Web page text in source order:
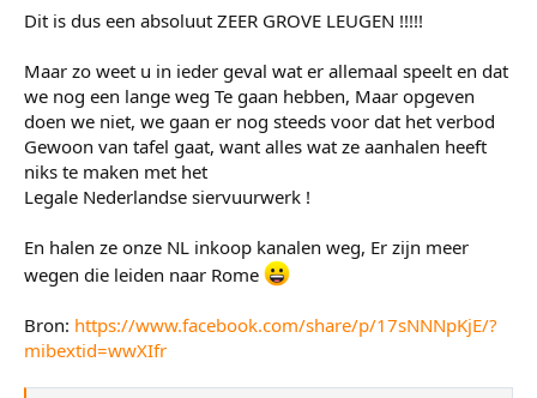
Dit is dus een absoluut ZEER GROVE LEUGEN !!!!!
Maar zo weet u in ieder geval wat er allemaal speelt en dat
we nog een lange weg Te gaan hebben, Maar opgeven
doen we niet, we gaan er nog steeds voor dat het verbod
Gewoon van tafel gaat, want alles wat ze aanhalen heeft
niks te maken met het
Legale Nederlandse siervuurwerk !
En halen ze onze NL inkoop kanalen weg, Er zijn meer
wegen die leiden naar Rome
Bron: https://www.facebook.com/share/p/17sNNNpKjE/?
mibextid=wwXIfr